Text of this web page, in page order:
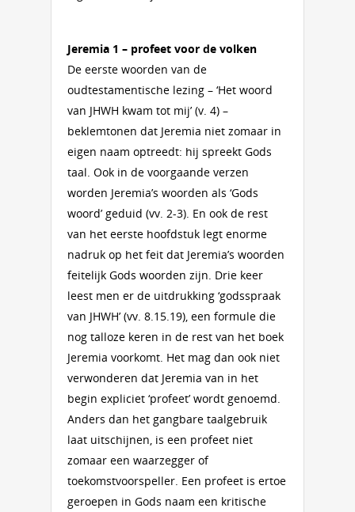
Jeremia 1 – profeet voor de volken
De eerste woorden van de
oudtestamentische lezing – ‘Het woord
van JHWH kwam tot mij’ (v. 4) –
beklemtonen dat Jeremia niet zomaar in
eigen naam optreedt: hij spreekt Gods
taal. Ook in de voorgaande verzen
worden Jeremia’s woorden als ‘Gods
woord’ geduid (vv. 2-3). En ook de rest
van het eerste hoofdstuk legt enorme
nadruk op het feit dat Jeremia’s woorden
feitelijk Gods woorden zijn. Drie keer
leest men er de uitdrukking ‘godsspraak
van JHWH’ (vv. 8.15.19), een formule die
nog talloze keren in de rest van het boek
Jeremia voorkomt. Het mag dan ook niet
verwonderen dat Jeremia van in het
begin expliciet ‘profeet’ wordt genoemd.
Anders dan het gangbare taalgebruik
laat uitschijnen, is een profeet niet
zomaar een waarzegger of
toekomstvoorspeller. Een profeet is ertoe
geroepen in Gods naam een kritische